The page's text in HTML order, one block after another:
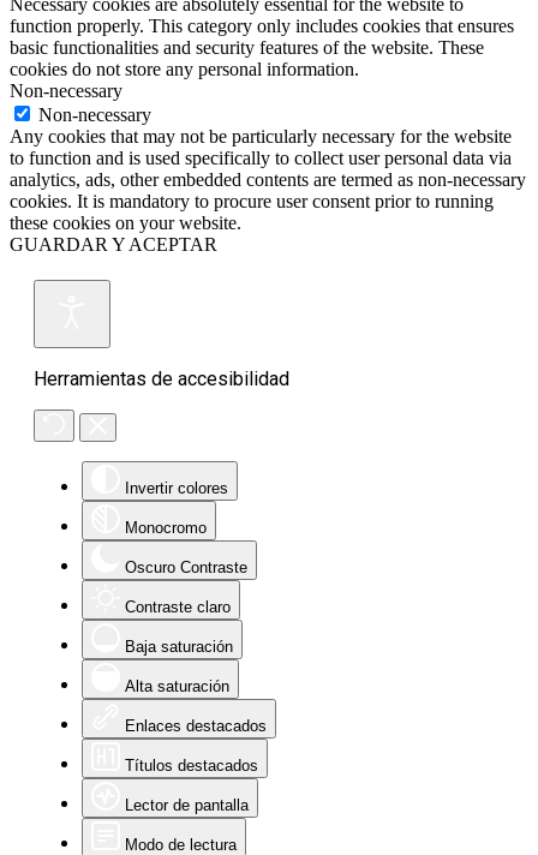
function properly. This category only includes cookies that ensures
basic functionalities and security features of the website. These
cookies do not store any personal information.
Non-necessary
Non-necessary
Any cookies that may not be particularly necessary for the website
to function and is used specifically to collect user personal data via
analytics, ads, other embedded contents are termed as non-necessary
cookies. It is mandatory to procure user consent prior to running
these cookies on your website.
GUARDAR Y ACEPTAR
Herramientas de accesibilidad
Invertir colores
Monocromo
Oscuro Contraste
Contraste claro
Baja saturación
Alta saturación
Enlaces destacados
Títulos destacados
Lector de pantalla
Modo de lectura